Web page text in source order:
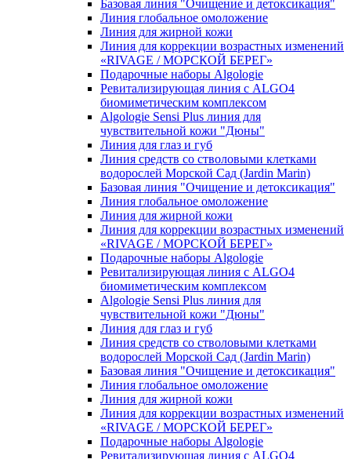
Базовая линия "Очищение и детоксикация"
Линия глобальное омоложение
Линия для жирной кожи
Линия для коррекции возрастных изменений
«RIVAGE / МОРСКОЙ БЕРЕГ»
Подарочные наборы Algologie
Ревитализирующая линия с ALGO4
биомиметическим комплексом
Algologie Sensi Plus линия для
чувcтвительной кожи "Дюны"
Линия для глаз и губ
Линия средств со стволовыми клетками
водорослей Морской Сад (Jardin Marin)
Базовая линия "Очищение и детоксикация"
Линия глобальное омоложение
Линия для жирной кожи
Линия для коррекции возрастных изменений
«RIVAGE / МОРСКОЙ БЕРЕГ»
Подарочные наборы Algologie
Ревитализирующая линия с ALGO4
биомиметическим комплексом
Algologie Sensi Plus линия для
чувcтвительной кожи "Дюны"
Линия для глаз и губ
Линия средств со стволовыми клетками
водорослей Морской Сад (Jardin Marin)
Базовая линия "Очищение и детоксикация"
Линия глобальное омоложение
Линия для жирной кожи
Линия для коррекции возрастных изменений
«RIVAGE / МОРСКОЙ БЕРЕГ»
Подарочные наборы Algologie
Ревитализирующая линия с ALGO4